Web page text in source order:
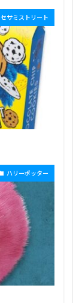
セサミストリート
ハリーポッター